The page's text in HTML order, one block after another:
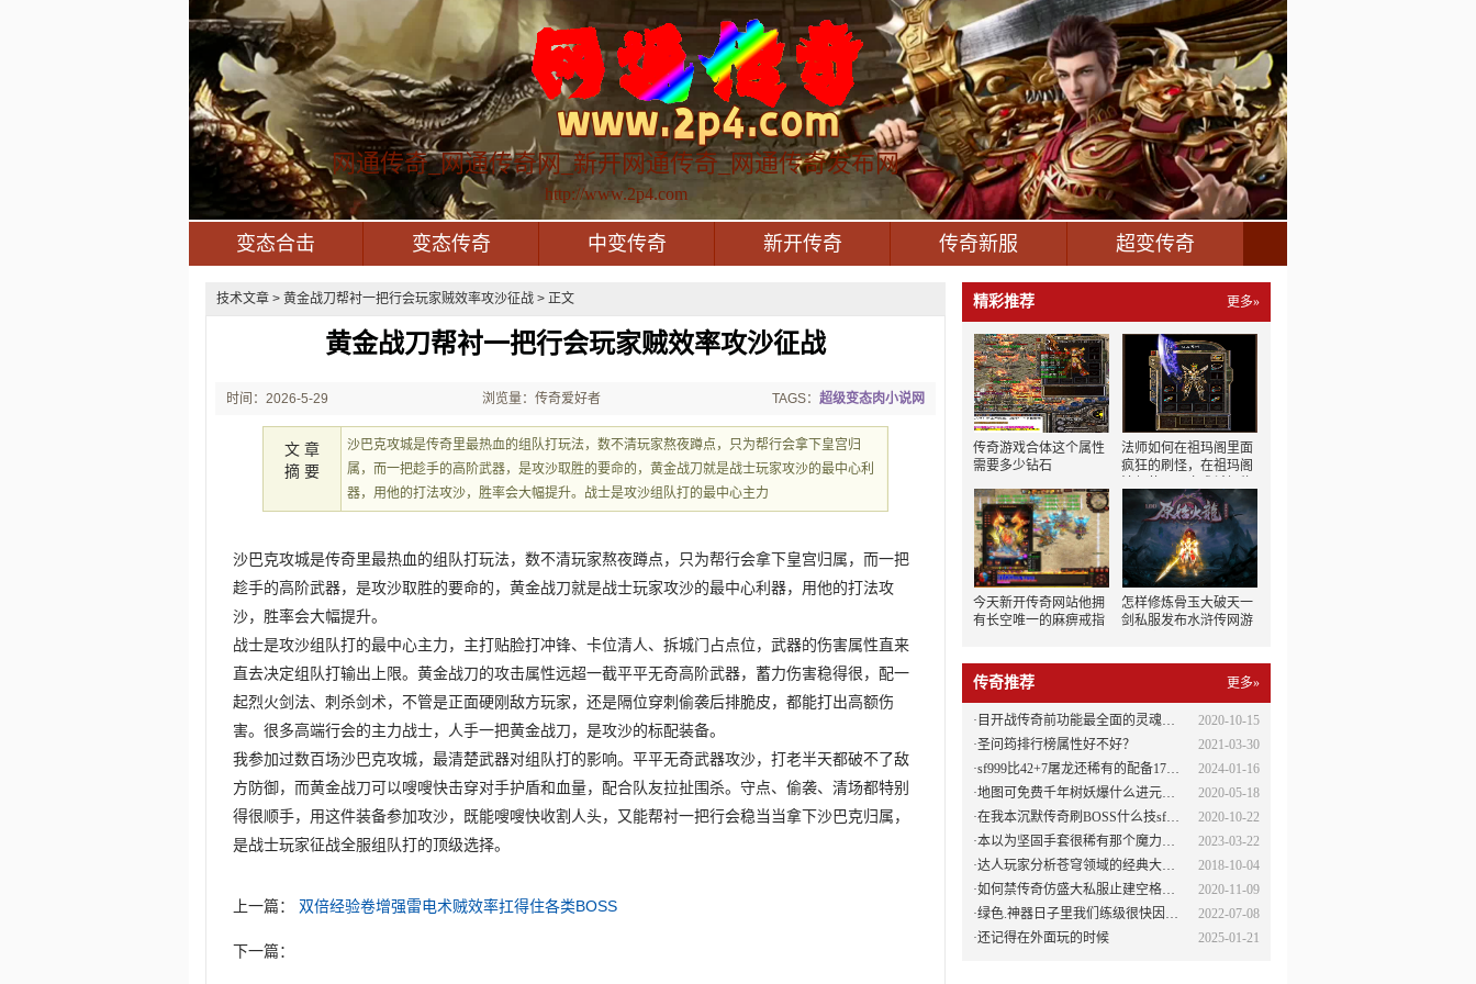
网通传奇_网通传奇网_新开网通传奇_网通传奇发布网
http://www.2p4.com
变态合击 变态传奇 中变传奇 新开传奇 传奇新服 超变传奇
技术文章 > 黄金战刀帮衬一把行会玩家贼效率攻沙征战 > 正文
黄金战刀帮衬一把行会玩家贼效率攻沙征战
时间：2026-5-29
21:48:29
浏览量：传奇爱好者 TAGS：超级变态肉小说网
文 章
摘 要
沙巴克攻城是传奇里最热血的组队打玩法，数不清玩家熬夜蹲点，只为帮行会拿下皇宫归
属，而一把趁手的高阶武器，是攻沙取胜的要命的，黄金战刀就是战士玩家攻沙的最中心利
器，用他的打法攻沙，胜率会大幅提升。战士是攻沙组队打的最中心主力
沙巴克攻城是传奇里最热血的组队打玩法，数不清玩家熬夜蹲点，只为帮行会拿下皇宫归属，而一把
趁手的高阶武器，是攻沙取胜的要命的，黄金战刀就是战士玩家攻沙的最中心利器，用他的打法攻
沙，胜率会大幅提升。
战士是攻沙组队打的最中心主力，主打贴脸打冲锋、卡位清人、拆城门占点位，武器的伤害属性直来
直去决定组队打输出上限。黄金战刀的攻击属性远超一截平平无奇高阶武器，蓄力伤害稳得很，配一
起烈火剑法、刺杀剑术，不管是正面硬刚敌方玩家，还是隔位穿刺偷袭后排脆皮，都能打出高额伤
害。很多高端行会的主力战士，人手一把黄金战刀，是攻沙的标配装备。
我参加过数百场沙巴克攻城，最清楚武器对组队打的影响。平平无奇武器攻沙，打老半天都破不了敌
方防御，而黄金战刀可以嗖嗖快击穿对手护盾和血量，配合队友拉扯围杀。守点、偷袭、清场都特别
得很顺手，用这件装备参加攻沙，既能嗖嗖快收割人头，又能帮衬一把行会稳当当拿下沙巴克归属，
是战士玩家征战全服组队打的顶级选择。
上一篇：双倍经验卷‌增强雷电术贼效率扛得住各类BOSS
下一篇：
精彩推荐 更多»
传奇游戏合体这个属性
需要多少钻石
法师如何在祖玛阁里面
疯狂的刷怪，在祖玛阁
今天新开传奇网站他拥
有长空唯一的麻痹戒指
怎样修炼骨玉大破天一
剑私服发布水浒传网游
传奇推荐 更多»
2020-10-15
· 目开战传奇前功能最全面的灵魂转移功能脚本
2021-03-30
·圣问筠排行榜属性好不好？
2024-01-16
·sf999比42+7屠龙还稀有的配备17声誉勋章
2020-05-18
·地图可免费千年树妖爆什么进元宝超好打小怪爆所有装备装备保值重金奖励
2020-10-22
·在我本沉默传奇刷BOSS什么技sf176巧比较重要呢
2023-03-22
·本以为坚固手套很稀有那个魔力手镯才是真罕见
2018-10-04
·达人玩家分析苍穹领域的经典大事记
2020-11-09
·如何禁传奇仿盛大私服止建空格名字
2022-07-08
·绿色.神器日子里我们练级很快因为我们
2025-01-21
·还记得在外面玩的时候